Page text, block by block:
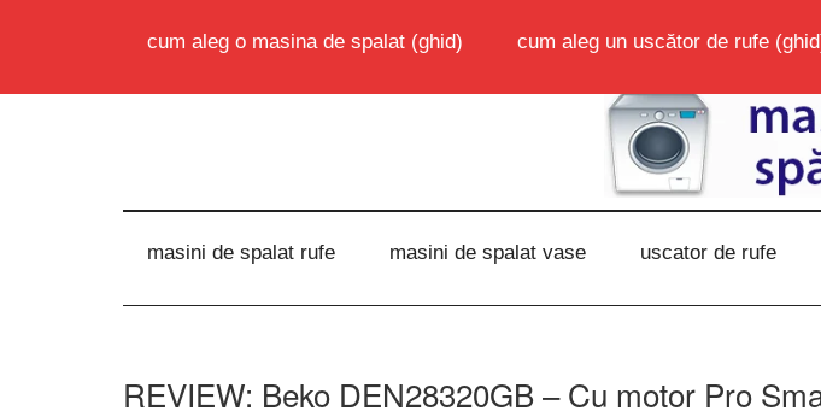
cum aleg o masina de spalat (ghid) cum aleg un uscător de rufe
masini de spalat rufe masini de spalat vase uscator de rufe
REVIEW: Beko DEN28320GB – Cu motor Pro